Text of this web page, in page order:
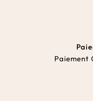
Paiement